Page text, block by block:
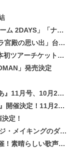
」2019年ドームツアー開催決定！！
」台本読み現場を公開
が早くもプレミア化！？
」発売決定
10月22日（月）発売！
にパシフィコ横浜にて実施
定！
イジェスト映像が公開！
声に癒される贅沢な時間